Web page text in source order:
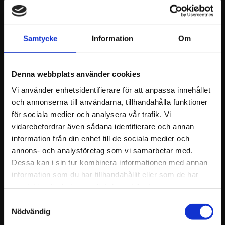
Samtycke Information Om
Denna webbplats använder cookies
Vi använder enhetsidentifierare för att anpassa innehållet
och annonserna till användarna, tillhandahålla funktioner
för sociala medier och analysera vår trafik. Vi
vidarebefordrar även sådana identifierare och annan
information från din enhet till de sociala medier och
annons- och analysföretag som vi samarbetar med.
Dessa kan i sin tur kombinera informationen med annan
information som du har tillhandahållit eller som de har
Nödvändig
kurser för att passa just dina behov, oavsett
om det är för arbetsplatsen, föreningen eller
privat.
Modern utrustning: Vi använder den senaste
övningar som förbereder dig på verkliga
situationer.
Lokalt och flexibelt: Vi utbildar i hela Motala
med omnejd.
Praktik i fokus: Deltagarna tränar verkliga
scenarier, kompressioner/inblåsningar och
AED-användning
Tydlig struktur & material: Checklista,
larmkedja, tydliga steg och efterföljande
stödmaterial.